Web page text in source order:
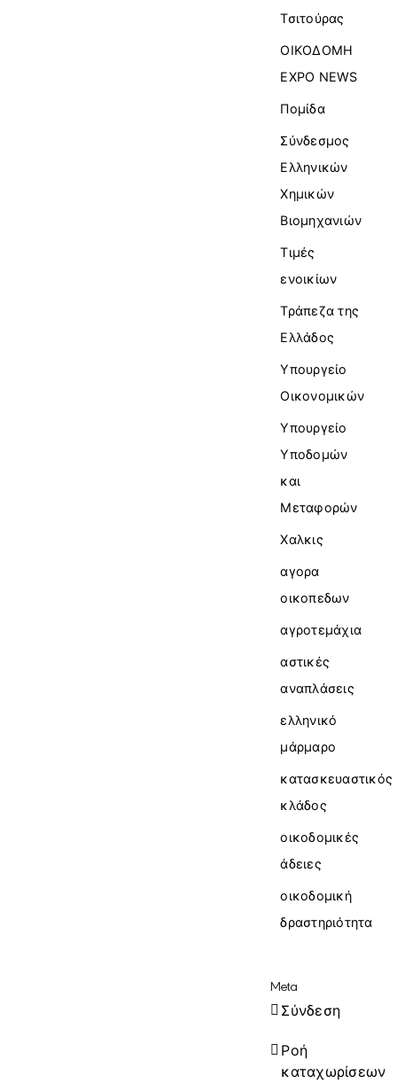
Τσιτούρας
ΟΙΚΟΔΟΜΗ
EXPO NEWS
Πομίδα
Σύνδεσμος
Ελληνικών
Χημικών
Βιομηχανιών
Τιμές
ενοικίων
Τράπεζα της
Ελλάδος
Υπουργείο
Οικονομικών
Υπουργείο
Υποδομών
και
Μεταφορών
Χαλκις
αγορα
οικοπεδων
αγροτεμάχια
αστικές
αναπλάσεις
ελληνικό
μάρμαρο
κατασκευαστικός
κλάδος
οικοδομικές
άδειες
οικοδομική
δραστηριότητα
Meta
Σύνδεση
Ροή
καταχωρίσεων